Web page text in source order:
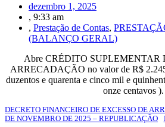
dezembro 1, 2025
, 9:33 am
, Prestação de Contas,
(BALANÇO GERAL)
Abre CRÉDITO SUPLEMENTAR
ARRECADAÇÃO no valor de R$
duzentos e quarenta e cinco mil e
onze centavos ).
DECRETO FINANCEIRO DE EXCESSO DE
DE NOVEMBRO DE 2025 – REPUBLICAÇÃO